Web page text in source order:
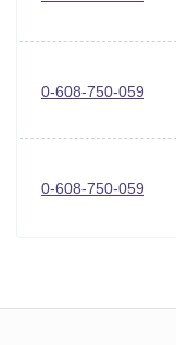
0-608-750-059
0-608-750-059